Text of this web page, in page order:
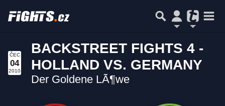
ČEC
04
2010
BACKSTREET FIGHTS 4 -
HOLLAND VS. GERMANY
Der Goldene LÃ¶we